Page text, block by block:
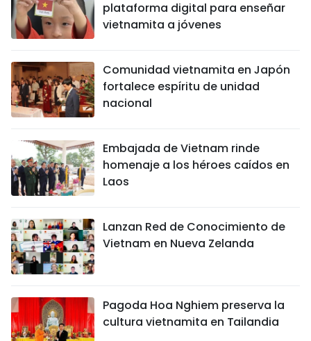
plataforma digital para enseñar
vietnamita a jóvenes
Comunidad vietnamita en Japón
fortalece espíritu de unidad
nacional
Embajada de Vietnam rinde
homenaje a los héroes caídos en
Laos
Lanzan Red de Conocimiento de
Vietnam en Nueva Zelanda
Pagoda Hoa Nghiem preserva la
cultura vietnamita en Tailandia